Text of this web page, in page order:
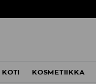
KOTI KOSMETIIKKA